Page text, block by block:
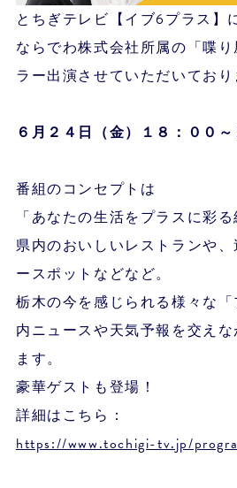
とちぎテレビ【イブ6プラス】
ならでわ株式会社所属の「喋
ラー出演させていただいており
６月２４ 日（金）１８：００～
番組のコンセプトは
「あなたの生活をプラスに彩る
県内のおいしいレストランや
ースポットなどなど。
栃木の今を感じられる様々な
内ニュースや天気予報を交え
ます。
豪華ゲストも登場！
詳細はこちら：
https://www.tochigi-tv.jp/